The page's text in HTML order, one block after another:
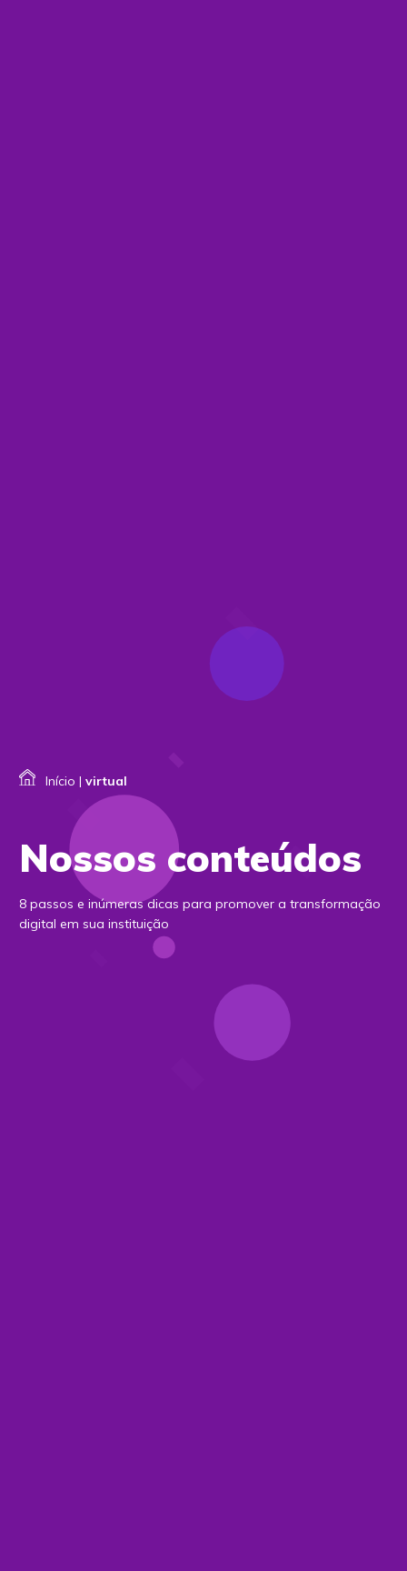
Início | virtual
Nossos conteúdos
8 passos e inúmeras dicas para promover a transformação
digital em sua instituição